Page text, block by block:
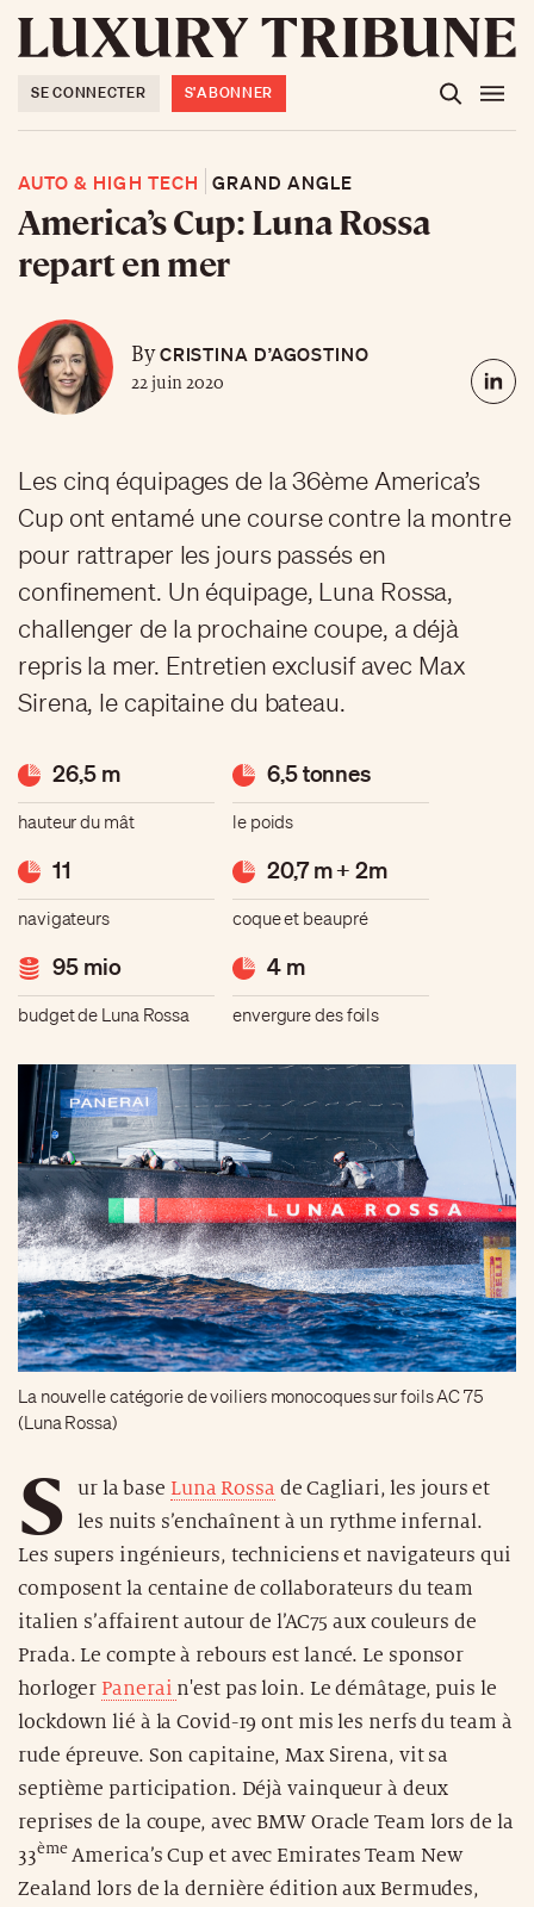
SE CONNECTER S'ABONNER
AUTO & HIGH TECH GRAND ANGLE
America’s Cup: Luna Rossa
repart en mer
ByCRISTINA D’AGOSTINO
22 juin 2020
Les cinq équipages de la 36ème America’s
Cup ont entamé une course contre la montre
pour rattraper les jours passés en
confinement. Un équipage, Luna Rossa,
challenger de la prochaine coupe, a déjà
repris la mer. Entretien exclusif avec Max
Sirena, le capitaine du bateau.
26,5 m
hauteur du mât
6,5 tonnes
le poids
11
navigateurs
20,7 m + 2m
coque et beaupré
95 mio
budget de Luna Rossa
4 m
envergure des foils
La nouvelle catégorie de voiliers monocoques sur foils AC 75
(Luna Rossa)
S ur la base Luna Rossa de Cagliari, les jours et
les nuits s’enchaînent à un rythme infernal.
Les supers ingénieurs, techniciens et navigateurs qui
composent la centaine de collaborateurs du team
italien s’affairent autour de l’AC75 aux couleurs de
Prada. Le compte à rebours est lancé. Le sponsor
horloger Panerai n'est pas loin. Le démâtage, puis le
lockdown lié à la Covid-19 ont mis les nerfs du team à
rude épreuve. Son capitaine, Max Sirena, vit sa
septième participation. Déjà vainqueur à deux
reprises de la coupe, avec BMW Oracle Team lors de la
33èmeAmerica’s Cup et avec Emirates Team New
Zealand lors de la dernière édition aux Bermudes,